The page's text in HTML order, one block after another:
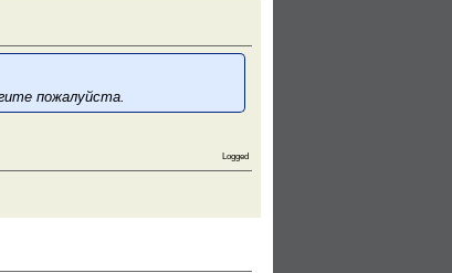
пожалуйста.
Logged